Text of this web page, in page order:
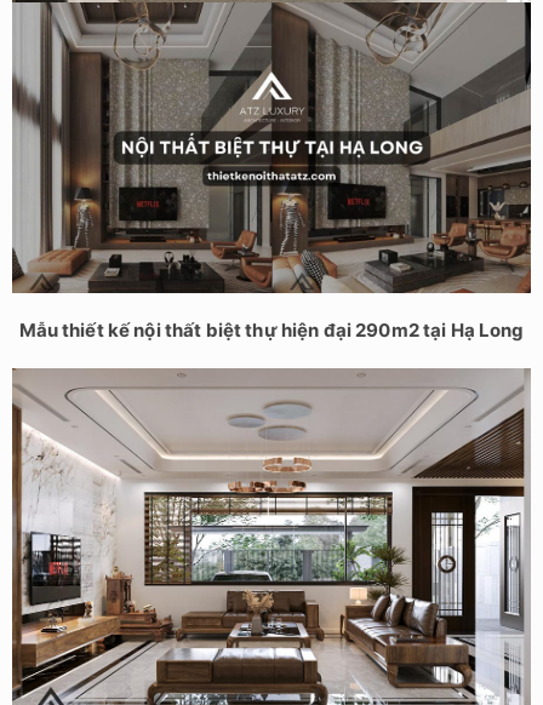
Mẫu thiết kế nội thất biệt thự hiện đại 290m2 tại Hạ Long
Mẫu thiết kế nội thất biệt thự gỗ óc chó 540m2 tại Quảng